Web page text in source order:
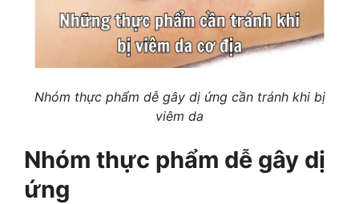
Nhóm thực phẩm dễ gây dị ứng cần tránh khi bị
viêm da
Nhóm thực phẩm dễ gây dị
ứng